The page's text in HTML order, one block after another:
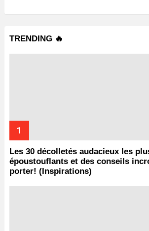
TRENDING 🔥
Les 30 décolletés audacieux les
époustouflants et des conseils
porter! (Inspirations)